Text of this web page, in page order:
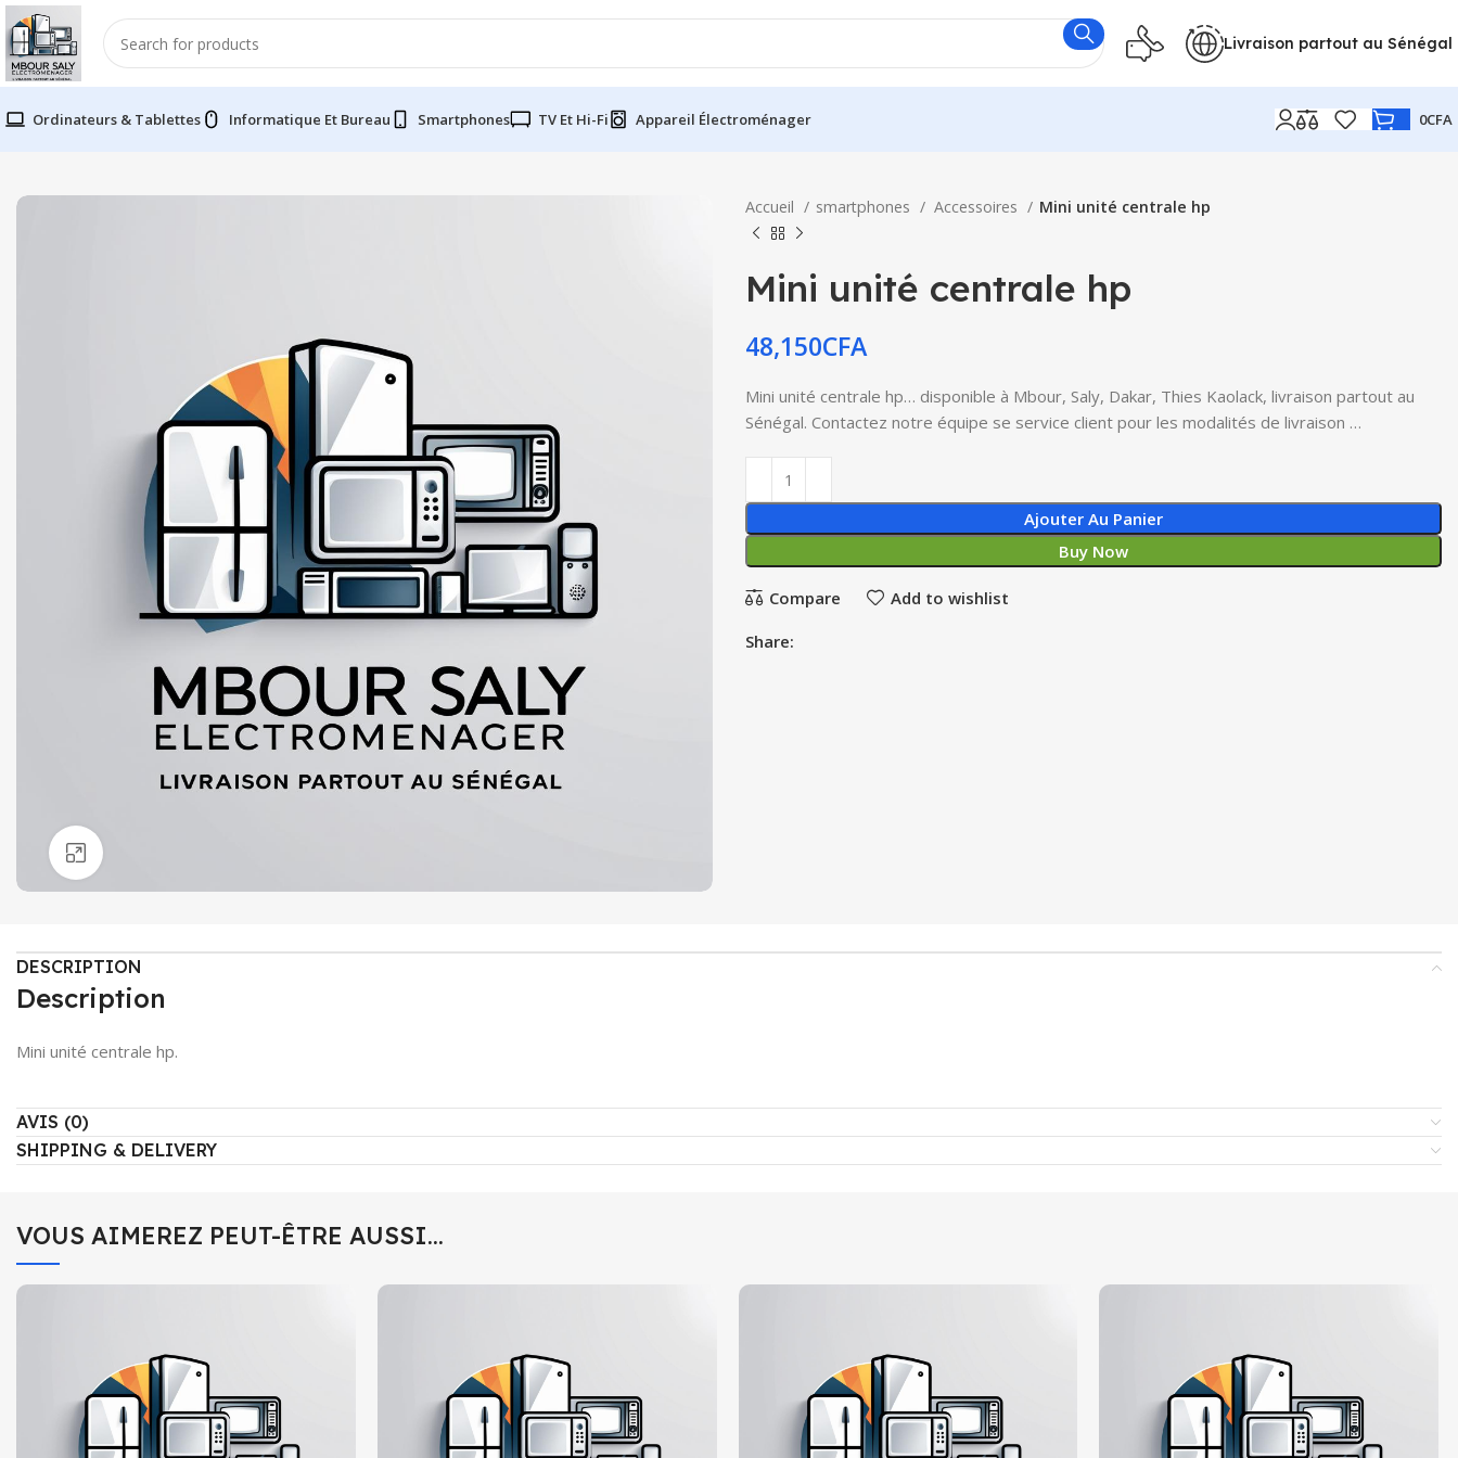
Livraison partout au Sénégal
Ordinateurs & Tablettes Informatique Et Bureau Smartphones TV Et Hi-Fi Appareil Électroménager 0CFA
Accueil smartphones Accessoires Mini unité centrale hp
Mini unité centrale hp
48,150CFA
Mini unité centrale hp… disponible à Mbour, Saly, Dakar, Thies Kaolack, livraison partout au
Sénégal. Contactez notre équipe se service client pour les modalités de livraison …
Ajouter Au Panier
Buy Now
Compare Add to wishlist
Share:
DESCRIPTION
Description
Mini unité centrale hp.
AVIS (0)
SHIPPING & DELIVERY
VOUS AIMEREZ PEUT-ÊTRE AUSSI…